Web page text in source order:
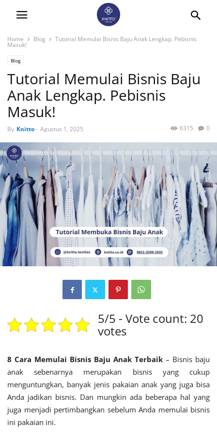
Home Blog Tutorial Memulai Bisnis Baju Anak Lengkap. Pebisnis
Masuk!
Blog
Tutorial Memulai Bisnis Baju
Anak Lengkap. Pebisnis
Masuk!
By Knitto- Agustus 1, 2025 0
6315
5/5 - Vote count: 20
votes
8 Cara Memulai Bisnis Baju Anak Terbaik – Bisnis baju
anak sebenarnya merupakan bisnis yang cukup
menguntungkan, banyak jenis pakaian anak yang juga bisa
Anda jadikan bisnis. Dan mungkin ada beberapa hal yang
juga menjadi pertimbangkan sebelum Anda memulai bisnis
ini pakaian ini.